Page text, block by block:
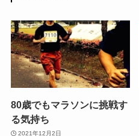
80歳でもマラソンに挑戦す
る気持ち
2021年12月2日